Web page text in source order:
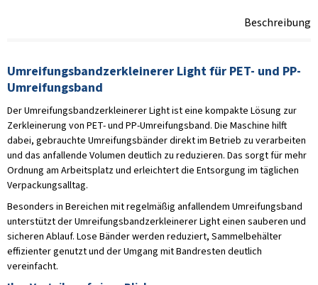
Beschreibung
Umreifungsbandzerkleinerer Light für PET- und PP-
Umreifungsband
Der Umreifungsbandzerkleinerer Light ist eine kompakte Lösung zur
Zerkleinerung von PET- und PP-Umreifungsband. Die Maschine hilft
dabei, gebrauchte Umreifungsbänder direkt im Betrieb zu verarbeiten
und das anfallende Volumen deutlich zu reduzieren. Das sorgt für mehr
Ordnung am Arbeitsplatz und erleichtert die Entsorgung im täglichen
Verpackungsalltag.
Besonders in Bereichen mit regelmäßig anfallendem Umreifungsband
unterstützt der Umreifungsbandzerkleinerer Light einen sauberen und
sicheren Ablauf. Lose Bänder werden reduziert, Sammelbehälter
effizienter genutzt und der Umgang mit Bandresten deutlich
vereinfacht.